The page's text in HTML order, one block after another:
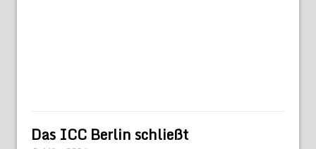
Das ICC Berlin schließt